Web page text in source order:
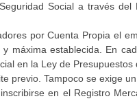
Social a través
por Cuenta Propia el
máxima establecida. En
en la Ley de Presupuestos
previo. Tampoco se exige
en el Registro